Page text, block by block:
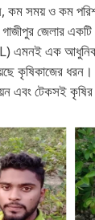
সময় ও কম
জেলার একটি
এমনই এক আধুনিক
কৃষিকাজের
এবং টেকসই